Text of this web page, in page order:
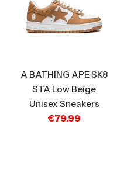
A BATHING APE SK8
STA Low Beige
Unisex Sneakers
€79.99